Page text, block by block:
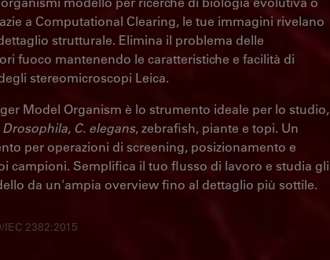
a Computational Clearing, le tue immagini rivelano
strutturale. Elimina il problema delle
fuoco mantenendo le caratteristiche e facilità di
stereomicroscopi Leica.
Model Organism è lo strumento ideale per lo studio,
Drosophila, C. elegans, zebrafish, piante e topi. Un
per operazioni di screening, posizionamento e
campioni. Semplifica il tuo flusso di lavoro e studia gli
da un'ampia overview fino al dettaglio più sottile.
2382:2015